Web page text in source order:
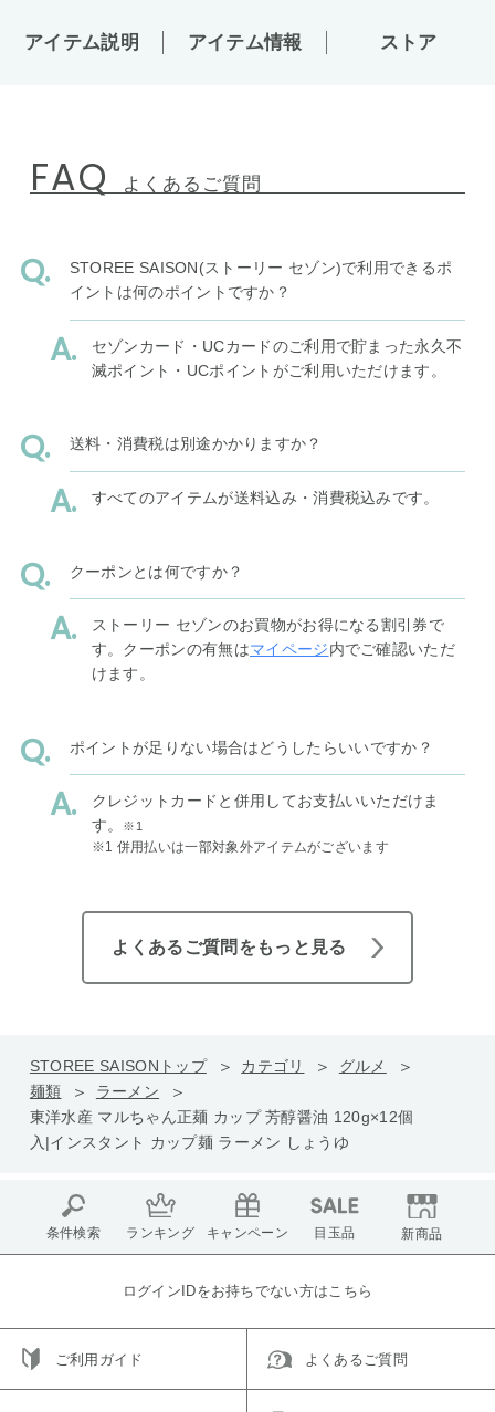
アイテム説明 アイテム情報 ストア
FAQ よくあるご質問
STOREE SAISON(ストーリー セゾン)で利用できるポ
イントは何のポイントですか？
セゾンカード・UCカードのご利用で貯まった永久不
滅ポイント・UCポイントがご利用いただけます。
送料・消費税は別途かかりますか？
すべてのアイテムが送料込み・消費税込みです。
クーポンとは何ですか？
ストーリー セゾンのお買物がお得になる割引券で
す。クーポンの有無はマイページ内でご確認いただ
けます。
ポイントが足りない場合はどうしたらいいですか？
クレジットカードと併用してお支払いいただけま
す。
※1
※1 併用払いは一部対象外アイテムがございます
よくあるご質問をもっと見る
STOREE SAISONトップ カテゴリ
グルメ
麺類
ラーメン
東洋水産 マルちゃん正麺 カップ 芳醇醤油 120g×12個
入|インスタント カップ麺 ラーメン しょうゆ
条件検索 ランキング キャンペーン 目玉品 新商品
ログインIDをお持ちでない方はこちら
ご利用ガイド よくあるご質問